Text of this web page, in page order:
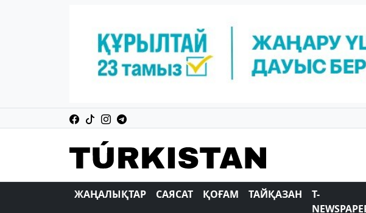
ЖАҢАЛЫҚТАР САЯСАТ ҚОҒАМ ТАЙҚАЗАН
T-